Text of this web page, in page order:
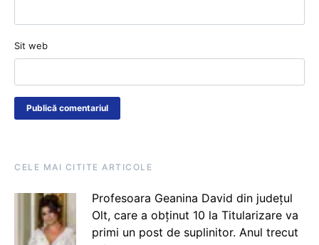
Sit web
CELE MAI CITITE ARTICOLE
Profesoara Geanina David din județul
Olt, care a obținut 10 la Titularizare va
primi un post de suplinitor. Anul trecut